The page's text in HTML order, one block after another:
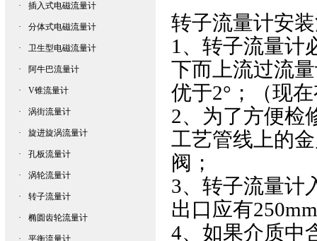
· 插入式电磁流量计
· 分体式电磁流量计
· 卫生型电磁流量计
· 阿牛巴流量计
· V锥流量计
· 涡街流量计
· 旋进旋涡流量计
· 孔板流量计
· 涡轮流量计
· 转子流量计
· 椭圆齿轮流量计
· 平衡流量计
转子流量计安
1、 转子流量计
下而上流过流
优于2°；（现
2、为了方便检
工艺管线上的
阀；
3、转子流量计
出口应有
4、如果介质中